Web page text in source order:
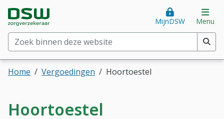
Direct naar hoofdinhoud
Direct naar hoofdmenuDSW Zorgverzekeraar. Goed voor je.
Zoek binnen deze website(min. 2 tekens)
MijnDSW Menu
Home Vergoedingen Hoortoestel
Hoortoestel